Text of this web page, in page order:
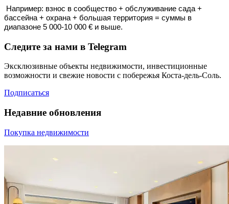
Например: взнос в сообщество + обслуживание сада +
бассейна + охрана + большая территория = суммы в
диапазоне 5 000-10 000 € и выше.
Следите за нами в Telegram
Эксклюзивные объекты недвижимости, инвестиционные
возможности и свежие новости с побережья Коста-дель-Соль.
Подписаться
Недавние обновления
Покупка недвижимости